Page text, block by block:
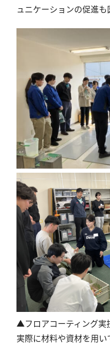
ュニケーションの促進も
▲フロアコーティング実
実際に材料や資材を用